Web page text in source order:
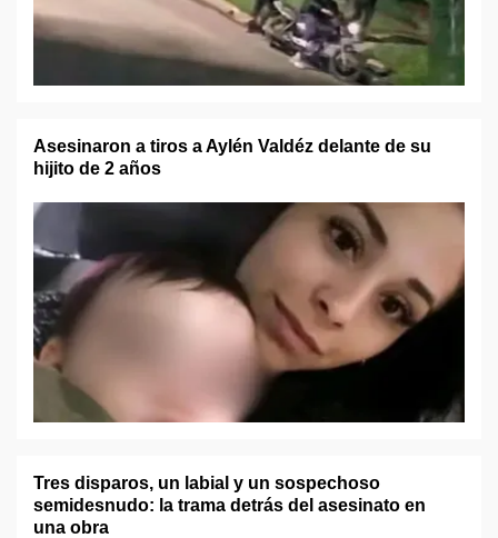
Asesinaron a tiros a Aylén Valdéz delante de su
hijito de 2 años
Tres disparos, un labial y un sospechoso
semidesnudo: la trama detrás del asesinato en
una obra